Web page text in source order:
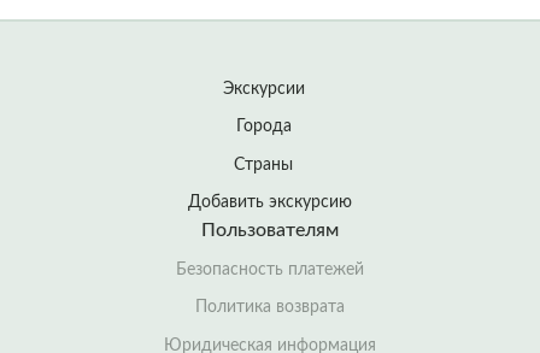
Экскурсии
Города
Страны
Добавить экскурсию
Пользователям
Безопасность платежей
Политика возврата
Юридическая информация